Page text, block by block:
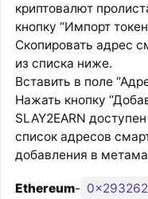
криптовалют
кнопку “Импорт
Скопировать адрес
из списка ниже.
Вставить в поле
Нажать кнопку
SLAY2EARN
список адресов
добавления в
Ethereum-